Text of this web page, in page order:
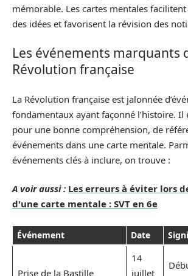
mémorable. Les cartes mentales
des idées et favorisent la révision des
Les événements marquants
Révolution française
La Révolution française est jalonnée
fondamentaux ayant façonné l’histoire. Il
pour une bonne compréhension, de
événements dans une carte mentale.
événements clés à inclure, on trouve :
A voir aussi : Les erreurs à éviter lors
d'une carte mentale : SVT en 6e
Événement Date
Prise de la Bastille
14
juillet